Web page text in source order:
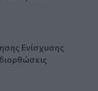
Ενίσχυσης